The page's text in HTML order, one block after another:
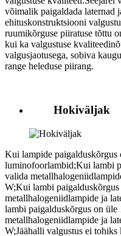
võimalik paigaldada laternad
ehituskonstruktsiooni
ruumikõrguse piiratuse tõttu
kui ka valgustuse
valgusjaotusega, sobiva
range heleduse piirang.
Hokiväljak
Kui lampide paigalduskõrgus
luminofoorlambid;Kui lambi
valida
W;Kui lambi
metallhalogeniidlampide ja
lambi paigalduskõrgus on üle
metallhalogeniidlampide ja
W;Jäähalli valgustus ei